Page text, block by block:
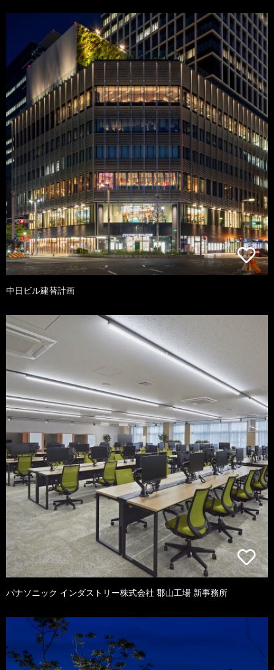
中日ビル建替計画
パナソニック インダストリー株式会社 郡山工場 新事務所